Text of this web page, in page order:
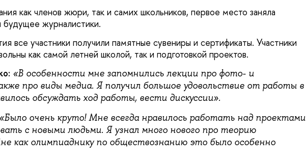
как членов жюри, так и самих школьников, первое место заняла
будущее журналистики.
все участники получили памятные сувениры и сертификаты. Участники
как самой летней школой, так и подготовкой проектов.
«В особенности мне запомнились лекции про фото- и
про виды медиа. Я получил большое удовольствие от работы в
обсуждать ход работы, вести дискуссии».
«Было очень круто! Мне всегда нравилось работать над проектами
с новыми людьми. Я узнал много нового про теорию
как олимпиаднику по обществознанию это было особенно